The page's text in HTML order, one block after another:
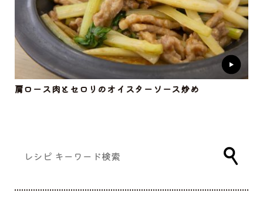
肩ロース肉とセロリのオイスターソース炒め